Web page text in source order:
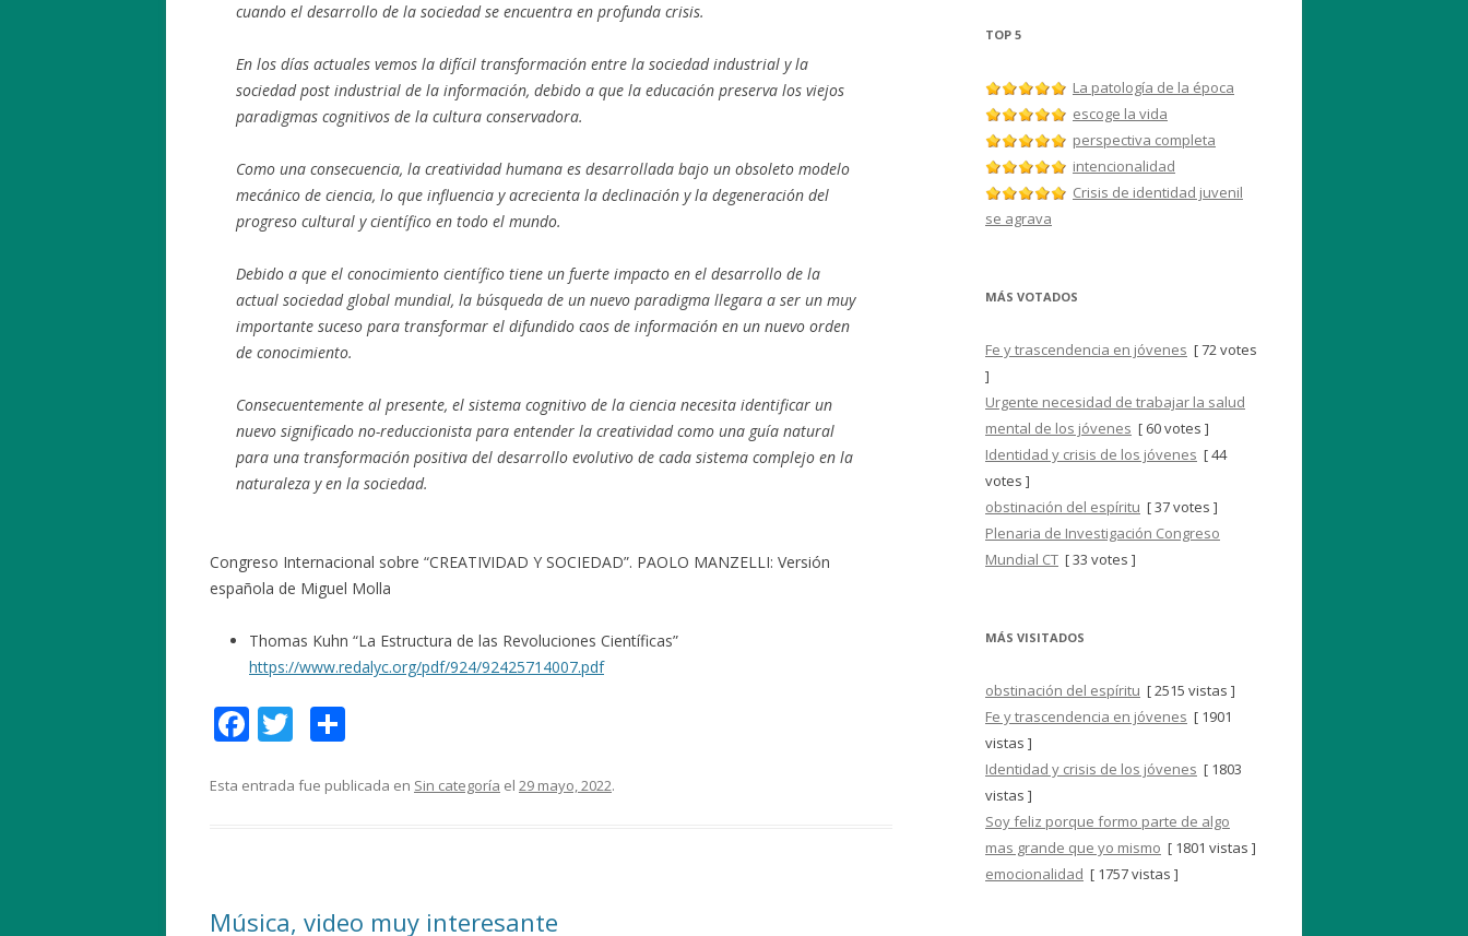
cuando el desarrollo de la sociedad se encuentra en profunda crisis.
En los días actuales vemos la difícil transformación entre la sociedad industrial y la
sociedad post industrial de la información, debido a que la educación preserva los viejos
paradigmas cognitivos de la cultura conservadora.
Como una consecuencia, la creatividad humana es desarrollada bajo un obsoleto modelo
mecánico de ciencia, lo que influencia y acrecienta la declinación y la degeneración del
progreso cultural y científico en todo el mundo.
Debido a que el conocimiento científico tiene un fuerte impacto en el desarrollo de la
actual sociedad global mundial, la búsqueda de un nuevo paradigma llegara a ser un muy
importante suceso para transformar el difundido caos de información en un nuevo orden
de conocimiento.
Consecuentemente al presente, el sistema cognitivo de la ciencia necesita identificar un
nuevo significado no-reduccionista para entender la creatividad como una guía natural
para una transformación positiva del desarrollo evolutivo de cada sistema complejo en la
naturaleza y en la sociedad.
Congreso Internacional sobre “CREATIVIDAD Y SOCIEDAD”. PAOLO MANZELLI: Versión
española de Miguel Molla
Thomas Kuhn “La Estructura de las Revoluciones Científicas”
https://www.redalyc.org/pdf/924/92425714007.pdf
F
e
T
itt m
Esta entrada fue publicada en Sin categoría el 29 mayo, 2022.
Música, video muy interesante
TOP 5
La patología de la época
escoge la vida
perspectiva completa
intencionalidad
Crisis de identidad juvenil
se agrava
MÁS VOTADOS
Fe y trascendencia en jóvenes [ 72 votes
]
Urgente necesidad de trabajar la salud
mental de los jóvenes [ 60 votes ]
Identidad y crisis de los jóvenes [ 44
votes ]
obstinación del espíritu [ 37 votes ]
Plenaria de Investigación Congreso
Mundial CT [ 33 votes ]
MÁS VISITADOS
obstinación del espíritu [ 2515 vistas ]
Fe y trascendencia en jóvenes [ 1901
vistas ]
Identidad y crisis de los jóvenes [ 1803
vistas ]
Soy feliz porque formo parte de algo
mas grande que yo mismo [ 1801 vistas ]
emocionalidad [ 1757 vistas ]